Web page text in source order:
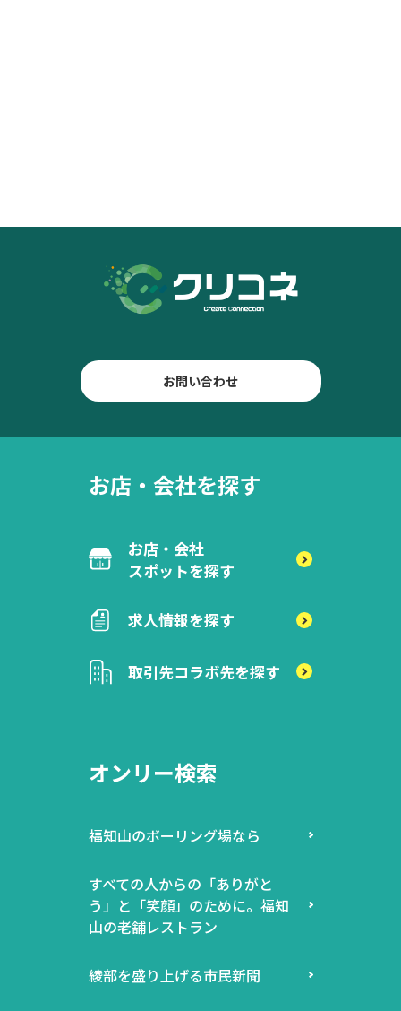
お問い合わせ
お店・会社を探す
お店・会社
スポットを探す
求人情報を探す
取引先コラボ先を探す
オンリー検索
福知山のボーリング場なら
すべての人からの「ありがと
う」と「笑顔」のために。福知
山の老舗レストラン
綾部を盛り上げる市民新聞